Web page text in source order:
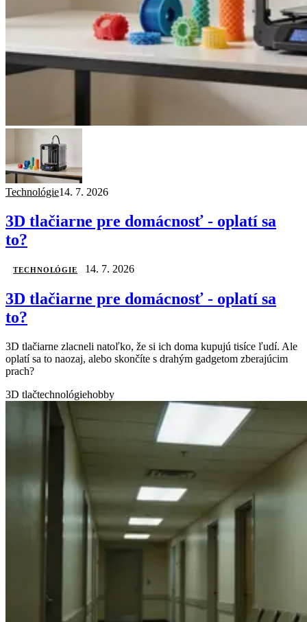
Technológie14. 7. 2026
3D tlačiarne pre domácnosť - oplatí sa
to?
TECHNOLÓGIE 14. 7. 2026
3D tlačiarne pre domácnosť - oplatí sa
to?
3D tlačiarne zlacneli natoľko, že si ich doma kupujú tisíce ľudí. Ale
oplatí sa to naozaj, alebo skončíte s drahým gadgetom zberajúcim
prach?
3D tlačtechnológiehobby